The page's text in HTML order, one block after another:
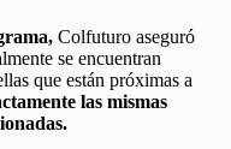
Colfuturo aseguró
se encuentran
que están próximas a
las mismas